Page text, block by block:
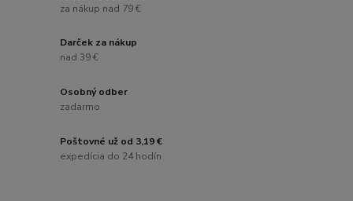
za nákup nad 79 €
Darček za nákup
nad 39 €
Osobný odber
zadarmo
Poštovné už od 3,19 €
expedícia do 24 hodín